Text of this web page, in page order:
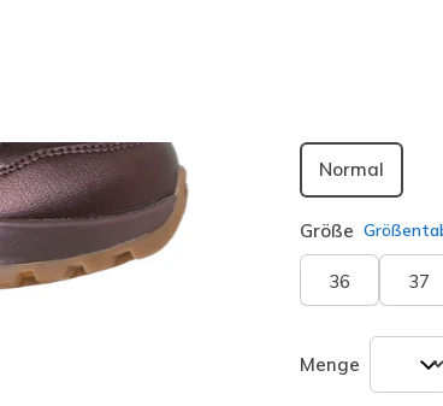
Normal
Größe
36 37
Menge